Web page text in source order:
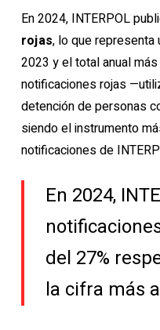
En 2024, INTERPOL
rojas, lo que representa
2023 y el total anual
notificaciones rojas
detención de personas
siendo el instrumento
notificaciones de
En 2024,
del 27%
la cifra más